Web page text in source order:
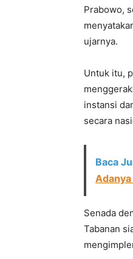
Prabowo,
ujarnya.
Untuk itu,
instansi
secara
Baca
Adanya
Senada
Tabanan